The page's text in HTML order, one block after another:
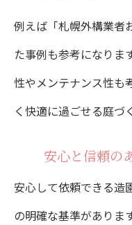
例えば「札幌外構業者
た事例も参考になりま
性やメンテナンス性も
く快適に過ごせる庭づ
安心と信頼の
安心して依頼できる造
の明確な基準がありま